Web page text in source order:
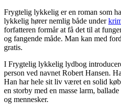
Frygtelig lykkelig er en roman som
lykkelig hører nemlig både under
forfatteren formår at få det til at
og fangende måde. Man kan med
gratis.
I Frygtelig lykkelig lydbog
person ved navnet Robert Hansen.
Han har hele sit liv været en solid
en storby med en masse larm,
og mennesker.